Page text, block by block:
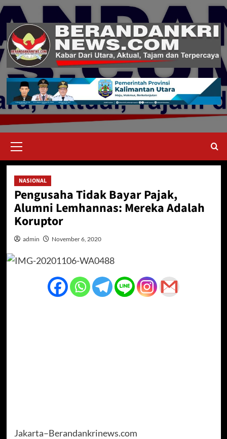
Skip
content
Menu
NASIONAL
Pengusaha Tidak Bayar Pajak,
Alumni Lemhannas: Mereka Adalah
Koruptor
admin November 6, 2020
Jakarta–Berandankrinews.com